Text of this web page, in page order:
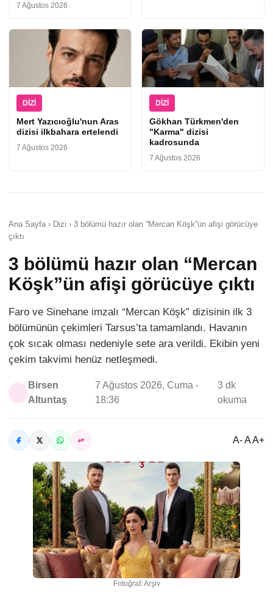
7 Ağustos 2026
DIZI
Mert Yazıcıoğlu'nun Aras
dizisi ilkbahara ertelendi
7 Ağustos 2026
DIZI
Gökhan Türkmen'den
"Karma" dizisi
kadrosunda
7 Ağustos 2026
Ana Sayfa › Dizi › 3 bölümü hazır olan “Mercan Köşk”ün afişi görücüye
çıktı
3 bölümü hazır olan “Mercan
Köşk”ün afişi görücüye çıktı
Faro ve Sinehane imzalı “Mercan Köşk” dizisinin ilk 3
bölümünün çekimleri Tarsus’ta tamamlandı. Havanın
çok sıcak olması nedeniyle sete ara verildi. Ekibin yeni
çekim takvimi henüz netleşmedi.
Birsen
Altuntaş
7 Ağustos 2026, Cuma -
18:36
3 dk
okuma
A- A A+
Fotoğraf: Arşiv